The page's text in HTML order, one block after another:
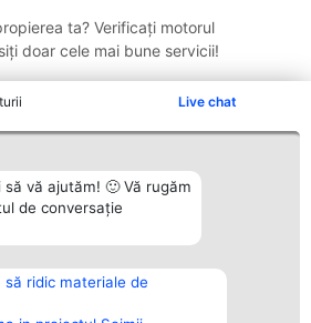
Live chat
vă ajutăm! 🙂 Vă rugăm
de conversație
ridic materiale de
ta? Verificați motorul
doar cele mai bune servicii!
Plebiscyt
Lista Tuturor
Contact